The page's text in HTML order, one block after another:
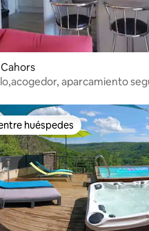
aparcamiento
huéspedes
huéspedes